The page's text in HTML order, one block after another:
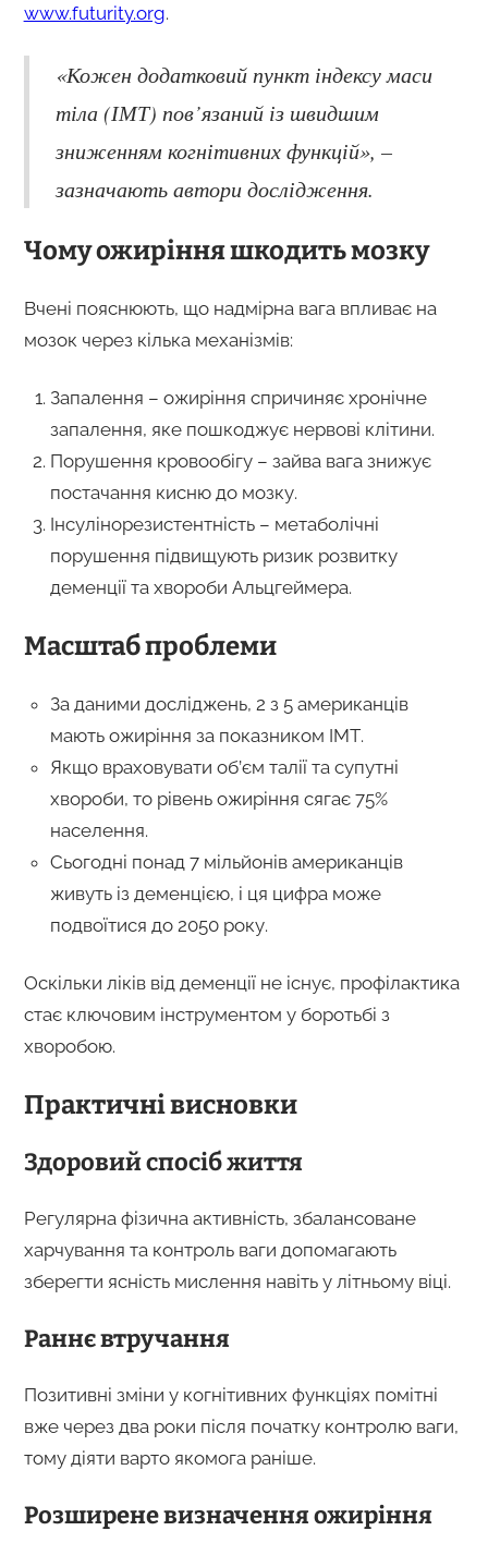
www.futurity.org.
«Кожен додатковий пункт індексу маси
тіла (ІМТ) пов’язаний із швидшим
зниженням когнітивних функцій», –
зазначають автори дослідження.
Чому ожиріння шкодить мозку
Вчені пояснюють, що надмірна вага впливає на
мозок через кілька механізмів:
Запалення – ожиріння спричиняє хронічне
запалення, яке пошкоджує нервові клітини.
Порушення кровообігу – зайва вага знижує
постачання кисню до мозку.
Інсулінорезистентність – метаболічні
порушення підвищують ризик розвитку
деменції та хвороби Альцгеймера.
Масштаб проблеми
За даними досліджень, 2 з 5 американців
мають ожиріння за показником ІМТ.
Якщо враховувати об’єм талії та супутні
хвороби, то рівень ожиріння сягає 75%
населення.
Сьогодні понад 7 мільйонів американців
живуть із деменцією, і ця цифра може
подвоїтися до 2050 року.
Оскільки ліків від деменції не існує, профілактика
стає ключовим інструментом у боротьбі з
хворобою.
Практичні висновки
Здоровий спосіб життя
Регулярна фізична активність, збалансоване
харчування та контроль ваги допомагають
зберегти ясність мислення навіть у літньому віці.
Раннє втручання
Позитивні зміни у когнітивних функціях помітні
вже через два роки після початку контролю ваги,
тому діяти варто якомога раніше.
Розширене визначення ожиріння